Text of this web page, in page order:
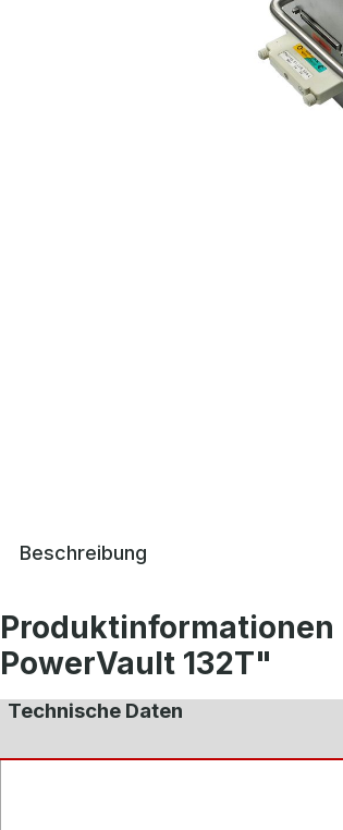
Beschreibung
Produktinformationen
PowerVault 132T"
Technische Daten